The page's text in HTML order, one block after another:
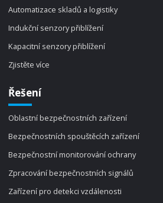
Automatizace skladů a logistiky
Indukční senzory přiblížení
Kapacitní senzory přiblížení
Zjistěte více
Řešení
Oblastní bezpečnostních zařízení
Bezpečnostních spouštěcích zařízení
Bezpečnostní monitorování ochrany
Zpracování bezpečnostních signálů
Zařízení pro detekci vzdálenosti